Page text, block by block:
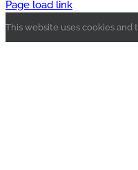
Page load link
This website uses cookies and